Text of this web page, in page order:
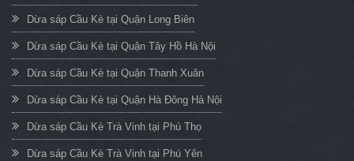
Dừa sáp Cầu Kè tại Quận Long Biên
Dừa sáp Cầu Kè tại Quận Tây Hồ Hà Nội
Dừa sáp Cầu Kè tại Quận Thanh Xuân
Dừa sáp Cầu Kè tại Quận Hà Đông Hà Nội
Dừa sáp Cầu Kè Trà Vinh tại Phú Thọ
Dừa sáp Cầu Kè Trà Vinh tại Phú Yên